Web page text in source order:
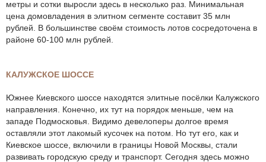
метры и сотки выросли здесь в несколько раз. Минимальная
цена домовладения в элитном сегменте составит 35 млн
рублей. В большинстве своём стоимость лотов сосредоточена в
районе 60-100 млн рублей.
КАЛУЖСКОЕ ШОССЕ
Южнее Киевского шоссе находятся элитные посёлки Калужского
направления. Конечно, их тут на порядок меньше, чем на
западе Подмосковья. Видимо девелоперы долгое время
оставляли этот лакомый кусочек на потом. Но тут его, как и
Киевское шоссе, включили в границы Новой Москвы, стали
развивать городскую среду и транспорт. Сегодня здесь можно